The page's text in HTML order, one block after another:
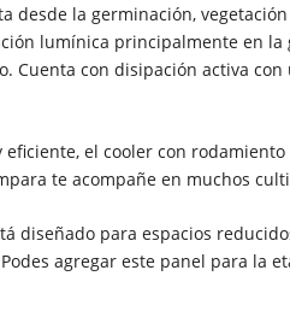
desde la germinación,
lumínica principalmente en la
Cuenta con disipación activa
el cooler con
te acompañe en muchos
diseñado para espacios
agregar este panel para la